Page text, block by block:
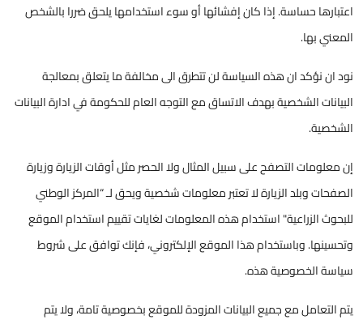
اعتبارها حساسة. إذا كان إفشائها أو سوء استخدامها يلحق ضررا بالشخص
المعني بها.
نود ان نؤكد ان هذه السياسة لن تتطرق الى مخالفة ما يتعلق بمعالجة
البيانات الشخصية بهدف الاتساق مع التوجه العام للحكومة في ادارة البيانات
الشخصية.
إن معلومات التصفح على سبيل المثال ولا الحصر مثل أوقات الزيارة وزيارة
الصفحات وبلد الزيارة لا تعتبر معلومات شخصية ويحق لـ “المركز الوطني
للبحوث الزراعية" استخدام هذه المعلومات لغايات تقييم استخدام الموقع
وتحسينها. وباستخدام هذا الموقع الإلكتروني، فإنك توافق على شروط
سياسة الخصوصية هذه.
يتم التعامل مع جميع البيانات المزودة للموقع بخصوصية تامة، ولا يتم